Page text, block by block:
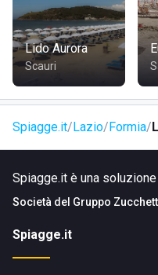
dal centro di Formia sia
corse che partono in
Per coloro che giungono
conveniente percorrere
diCassino.
la zona costiera di
Via Tito Scipione, 7.
Lido Aurora
Scauri
Spiagge.it Lazio Formia
Spiagge.it è una
Società del Gruppo
Spiagge.it